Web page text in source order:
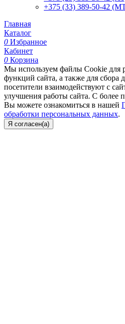
+375 (33) 389-50-42
Главная
Каталог
0 Избранное
Кабинет
0 Корзина
Мы используем файлы Cookie для
функций сайта, а также для сбора
посетители взаимодействуют с
улучшения работы сайта. С более
Вы можете ознакомиться в нашей
обработки персональных данных.
Я согласен(а)